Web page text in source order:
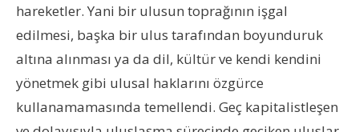
hareketler. Yani bir ulusun toprağının işgal
edilmesi, başka bir ulus tarafından boyunduruk
altına alınması ya da dil, kültür ve kendi kendini
yönetmek gibi ulusal haklarını özgürce
kullanamamasında temellendi. Geç kapitalistleşen